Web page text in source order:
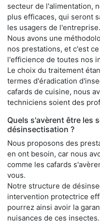
secteur de l'alimentation,
plus efficaces, qui seront
les usagers de l'entreprise.
Nous avons une
nos prestations, et c'est
l'efficience de toutes nos
Le choix du traitement
termes d'éradication
cafards de cuisine, nous
techniciens soient des
Quels s'avèrent être les
désinsectisation ?
Nous proposons des
en ont besoin, car nous
comme les cafards
vous.
Notre structure de
intervention protectrice
pourrez ainsi avoir la
nuisances de ces insectes.